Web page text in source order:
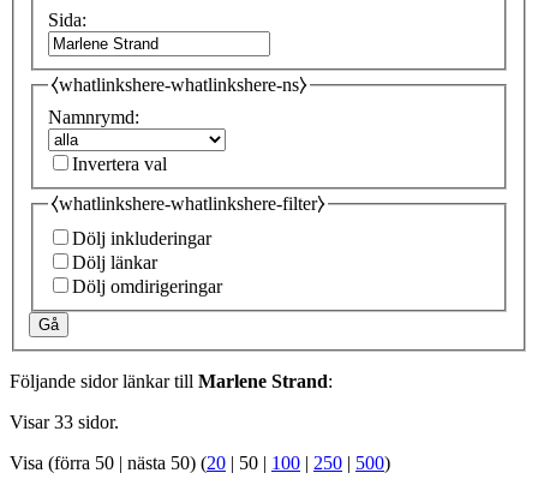
Sida:
⧼whatlinkshere-whatlinkshere-ns⧽
Namnrymd:
Invertera val
⧼whatlinkshere-whatlinkshere-filter⧽
Dölj inkluderingar
Dölj länkar
Dölj omdirigeringar
Gå
Följande sidor länkar till Marlene Strand:
Visar 33 sidor.
Visa (förra 50 | nästa 50) (20 | 50 | 100 | 250 | 500)